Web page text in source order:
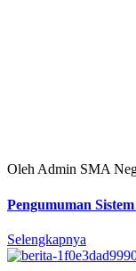
Oleh Admin SMA
Pengumuman
Selengkapnya